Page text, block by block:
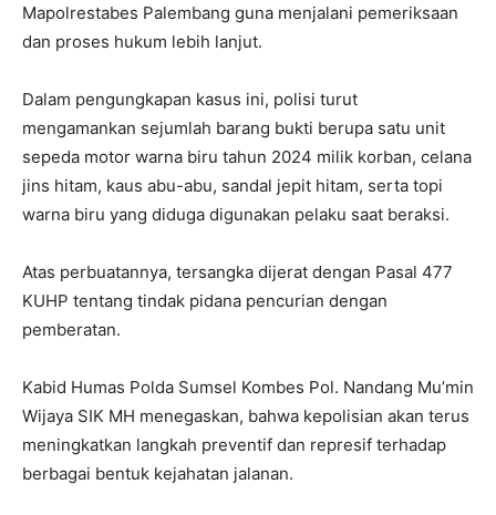
Mapolrestabes Palembang guna menjalani pemeriksaan
dan proses hukum lebih lanjut.
Dalam pengungkapan kasus ini, polisi turut
mengamankan sejumlah barang bukti berupa satu unit
sepeda motor warna biru tahun 2024 milik korban, celana
jins hitam, kaus abu-abu, sandal jepit hitam, serta topi
warna biru yang diduga digunakan pelaku saat beraksi.
Atas perbuatannya, tersangka dijerat dengan Pasal 477
KUHP tentang tindak pidana pencurian dengan
pemberatan.
Kabid Humas Polda Sumsel Kombes Pol. Nandang Mu’min
Wijaya SIK MH menegaskan, bahwa kepolisian akan terus
meningkatkan langkah preventif dan represif terhadap
berbagai bentuk kejahatan jalanan.